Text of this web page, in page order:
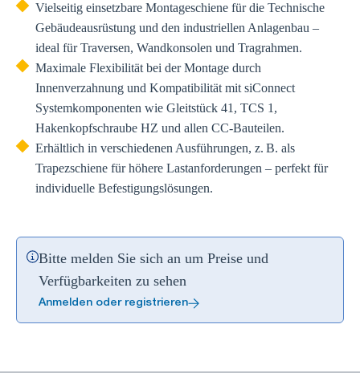
Vielseitig einsetzbare Montageschiene für die Technische
Gebäudeausrüstung und den industriellen Anlagenbau –
ideal für Traversen, Wandkonsolen und Tragrahmen.
Maximale Flexibilität bei der Montage durch
Innenverzahnung und Kompatibilität mit siConnect
Systemkomponenten wie Gleitstück 41, TCS 1,
Hakenkopfschraube HZ und allen CC-Bauteilen.
Erhältlich in verschiedenen Ausführungen, z. B. als
Trapezschiene für höhere Lastanforderungen – perfekt für
individuelle Befestigungslösungen.
Bitte melden Sie sich an um Preise und
Verfügbarkeiten zu sehen
Anmelden oder registrieren